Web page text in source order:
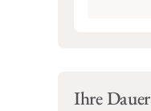
Ihre Dauer